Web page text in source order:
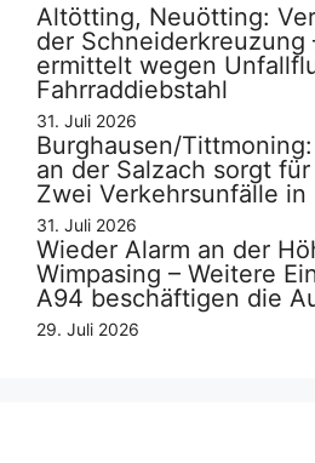
Altötting, Neuötting:
der Schneiderkreuzung
ermittelt wegen
Fahrraddiebstahl
31. Juli 2026
Burghausen/
an der Salzach sorgt
Zwei Verkehrsunfälle in
31. Juli 2026
Wieder Alarm an der
Wimpasing – Weitere
A94 beschäftigen die
29. Juli 2026